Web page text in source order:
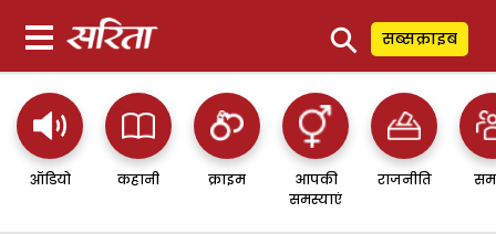
⚲ सब्सक्राइब
ऑडियो कहानी क्राइम
आपकी
समस्याएं
राजनीति